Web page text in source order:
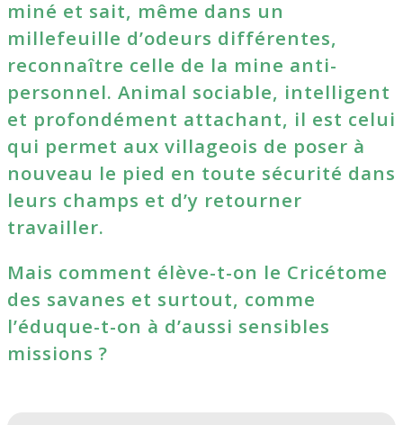
miné et sait, même dans un
millefeuille d’odeurs différentes,
reconnaître celle de la mine anti-
personnel. Animal sociable, intelligent
et profondément attachant, il est celui
qui permet aux villageois de poser à
nouveau le pied en toute sécurité dans
leurs champs et d’y retourner
travailler.
Mais comment élève-t-on le Cricétome
des savanes et surtout, comme
l’éduque-t-on à d’aussi sensibles
missions ?